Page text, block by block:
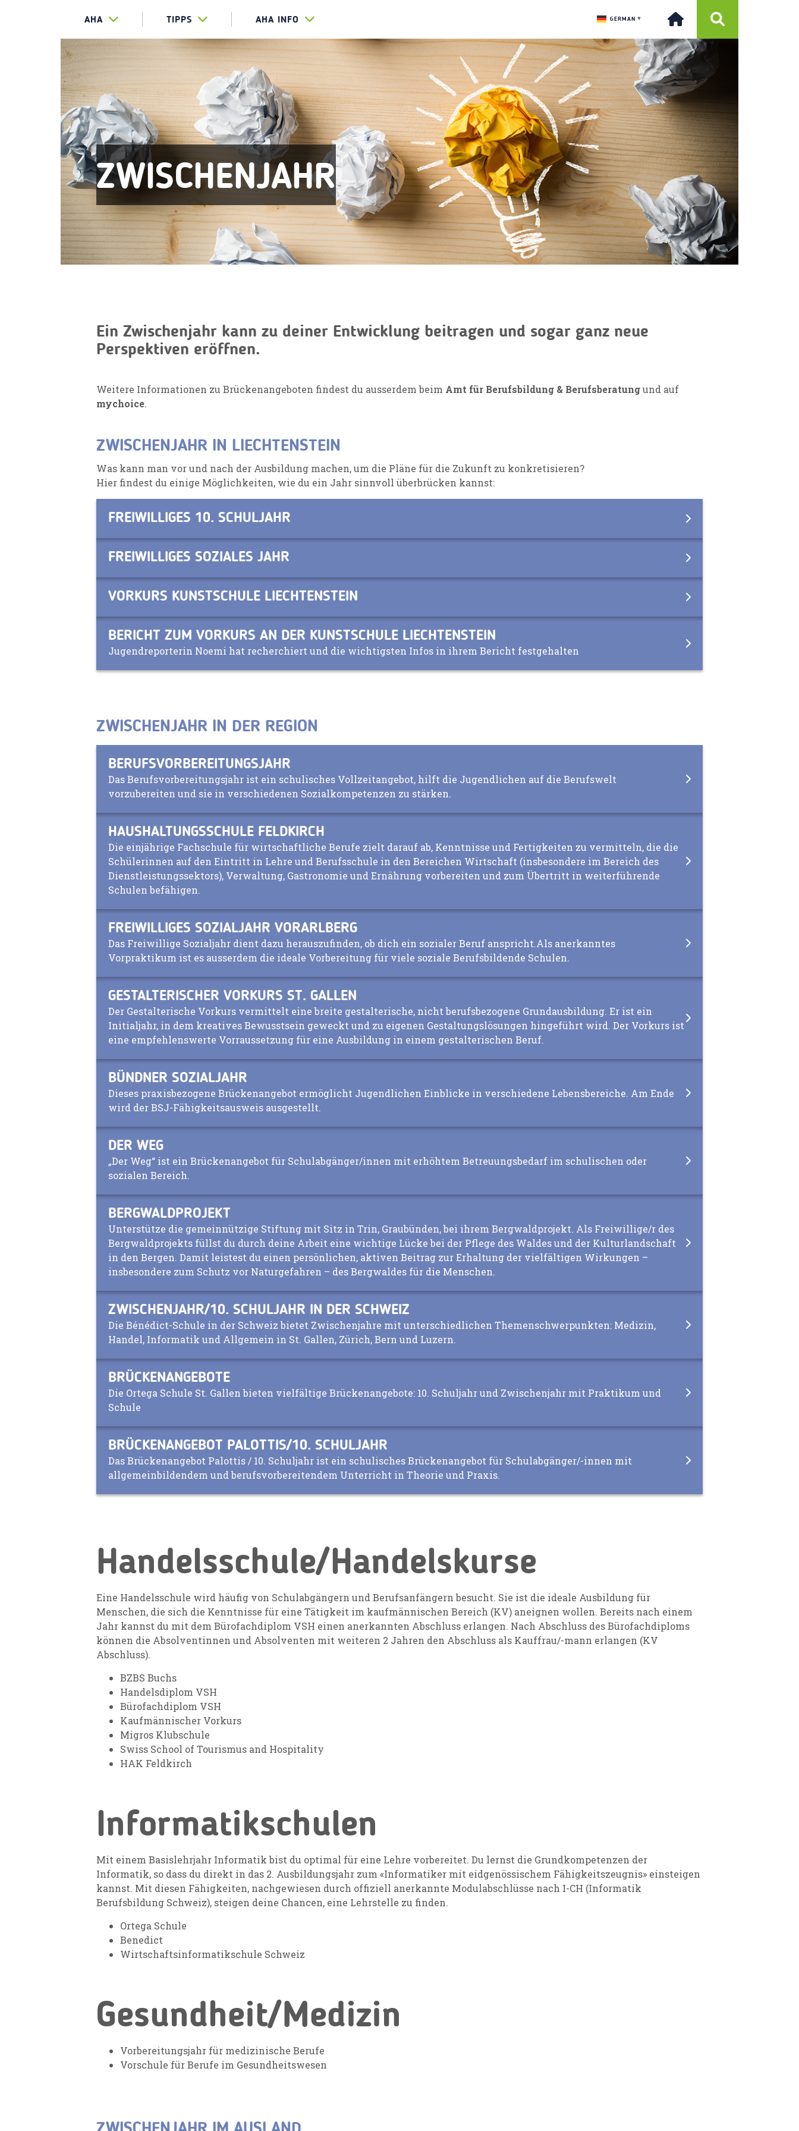
AHA TIPPS AHA INFO GERMAN ▼
ZWISCHENJAHR
Ein Zwischenjahr kann zu deiner Entwicklung beitragen und sogar ganz neue
Perspektiven eröffnen.
Weitere Informationen zu Brückenangeboten findest du ausserdem beim Amt für Berufsbildung & Berufsberatungund auf
mychoice.
ZWISCHENJAHR IN LIECHTENSTEIN
Was kann man vor und nach der Ausbildung machen, um die Pläne für die Zukunft zu konkretisieren?
Hier findest du einige Möglichkeiten, wie du ein Jahr sinnvoll überbrücken kannst:
FREIWILLIGES 10. SCHULJAHR
FREIWILLIGES SOZIALES JAHR
VORKURS KUNSTSCHULE LIECHTENSTEIN
BERICHT ZUM VORKURS AN DER KUNSTSCHULE LIECHTENSTEIN
Jugendreporterin Noemi hat recherchiert und die wichtigsten Infos in ihrem Bericht festgehalten
ZWISCHENJAHR IN DER REGION
BERUFSVORBEREITUNGSJAHR
Das Berufsvorbereitungsjahr ist ein schulisches Vollzeitangebot, hilft die Jugendlichen auf die Berufswelt
vorzubereiten und sie in verschiedenen Sozialkompetenzen zu stärken.
HAUSHALTUNGSSCHULE FELDKIRCH
Die einjährige Fachschule für wirtschaftliche Berufe zielt darauf ab, Kenntnisse und Fertigkeiten zu vermitteln, die die
Schülerinnen auf den Eintritt in Lehre und Berufsschule in den Bereichen Wirtschaft (insbesondere im Bereich des
Dienstleistungssektors), Verwaltung, Gastronomie und Ernährung vorbereiten und zum Übertritt in weiterführende
Schulen befähigen.
FREIWILLIGES SOZIALJAHR VORARLBERG
Das Freiwillige Sozialjahr dient dazu herauszufinden, ob dich ein sozialer Beruf anspricht.Als anerkanntes
Vorpraktikum ist es ausserdem die ideale Vorbereitung für viele soziale Berufsbildende Schulen.
GESTALTERISCHER VORKURS ST. GALLEN
Der Gestalterische Vorkurs vermittelt eine breite gestalterische, nicht berufsbezogene Grundausbildung. Er ist ein
Initialjahr, in dem kreatives Bewusstsein geweckt und zu eigenen Gestaltungslösungen hingeführt wird. Der Vorkurs ist
eine empfehlenswerte Vorraussetzung für eine Ausbildung in einem gestalterischen Beruf.
BÜNDNER SOZIALJAHR
Dieses praxisbezogene Brückenangebot ermöglicht Jugendlichen Einblicke in verschiedene Lebensbereiche. Am Ende
wird der BSJ-Fähigkeitsausweis ausgestellt.
DER WEG
„Der Weg“ ist ein Brückenangebot für Schulabgänger/innen mit erhöhtem Betreuungsbedarf im schulischen oder
sozialen Bereich.
BERGWALDPROJEKT
Unterstütze die gemeinnützige Stiftung mit Sitz in Trin, Graubünden, bei ihrem Bergwaldprojekt. Als Freiwillige/r des
Bergwaldprojekts füllst du durch deine Arbeit eine wichtige Lücke bei der Pflege des Waldes und der Kulturlandschaft
in den Bergen. Damit leistest du einen persönlichen, aktiven Beitrag zur Erhaltung der vielfältigen Wirkungen –
insbesondere zum Schutz vor Naturgefahren – des Bergwaldes für die Menschen.
ZWISCHENJAHR/10. SCHULJAHR IN DER SCHWEIZ
Die Bénédict-Schule in der Schweiz bietet Zwischenjahre mit unterschiedlichen Themenschwerpunkten: Medizin,
Handel, Informatik und Allgemein in St. Gallen, Zürich, Bern und Luzern.
BRÜCKENANGEBOTE
Die Ortega Schule St. Gallen bieten vielfältige Brückenangebote: 10. Schuljahr und Zwischenjahr mit Praktikum und
Schule
BRÜCKENANGEBOT PALOTTIS/10. SCHULJAHR
Das Brückenangebot Palottis / 10. Schuljahr ist ein schulisches Brückenangebot für Schulabgänger/-innen mit
allgemeinbildendem und berufsvorbereitendem Unterricht in Theorie und Praxis.
Handelsschule/Handelskurse
Eine Handelsschule wird häufig von Schulabgängern und Berufsanfängern besucht. Sie ist die ideale Ausbildung für
Menschen, die sich die Kenntnisse für eine Tätigkeit im kaufmännischen Bereich (KV) aneignen wollen. Bereits nach einem
Jahr kannst du mit dem Bürofachdiplom VSH einen anerkannten Abschluss erlangen. Nach Abschluss des Bürofachdiploms
können die Absolventinnen und Absolventen mit weiteren 2 Jahren den Abschluss als Kauffrau/-mann erlangen (KV
Abschluss).
BZBS Buchs
Handelsdiplom VSH
Bürofachdiplom VSH
Kaufmännischer Vorkurs
Migros Klubschule
Swiss School of Tourismus and Hospitality
HAK Feldkirch
Informatikschulen
Mit einem Basislehrjahr Informatik bist du optimal für eine Lehre vorbereitet. Du lernst die Grundkompetenzen der
Informatik, so dass du direkt in das 2. Ausbildungsjahr zum «Informatiker mit eidgenössischem Fähigkeitszeugnis» einsteigen
kannst. Mit diesen Fähigkeiten, nachgewiesen durch offiziell anerkannte Modulabschlüsse nach I-CH (Informatik
Berufsbildung Schweiz), steigen deine Chancen, eine Lehrstelle zu finden.
Ortega Schule
Benedict
Wirtschaftsinformatikschule Schweiz
Gesundheit/Medizin
Vorbereitungsjahr für medizinische Berufe
Vorschule für Berufe im Gesundheitswesen